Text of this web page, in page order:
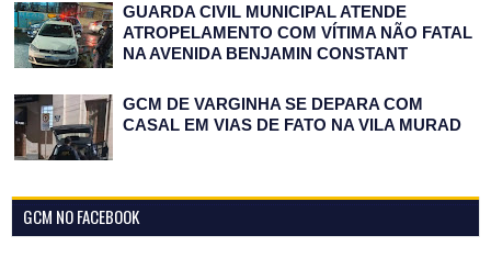
GUARDA CIVIL MUNICIPAL ATENDE
ATROPELAMENTO COM VÍTIMA NÃO FATAL
NA AVENIDA BENJAMIN CONSTANT
GCM DE VARGINHA SE DEPARA COM
CASAL EM VIAS DE FATO NA VILA MURAD
GCM NO FACEBOOK